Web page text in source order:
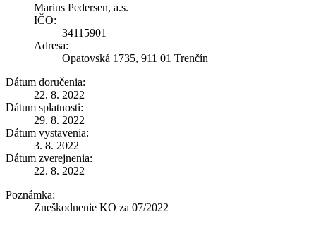
Marius Pedersen, a.s.
IČO:
34115901
Adresa:
Opatovská 1735, 911 01 Trenčín
Dátum doručenia:
22. 8. 2022
Dátum splatnosti:
29. 8. 2022
Dátum vystavenia:
3. 8. 2022
Dátum zverejnenia:
22. 8. 2022
Poznámka:
Zneškodnenie KO za 07/2022